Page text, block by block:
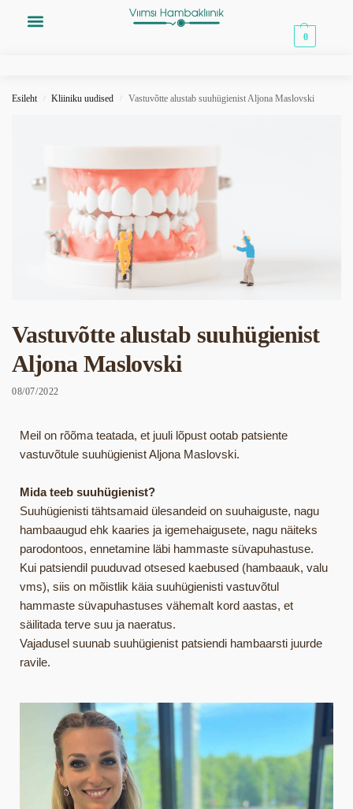
0
Esileht / Kliiniku uudised / Vastuvõtte alustab suuhügienist Aljona Maslovski
Vastuvõtte alustab suuhügienist
Aljona Maslovski
08/07/2022
Meil on rõõma teatada, et juuli lõpust ootab patsiente
vastuvõtule suuhügienist Aljona Maslovski.
Mida teeb suuhügienist?
Suuhügienisti tähtsamaid ülesandeid on suuhaiguste, nagu
hambaaugud ehk kaaries ja igemehaigusete, nagu näiteks
parodontoos, ennetamine läbi hammaste süvapuhastuse.
Kui patsiendil puuduvad otsesed kaebused (hambaauk, valu
vms), siis on mõistlik käia suuhügienisti vastuvõtul
hammaste süvapuhastuses vähemalt kord aastas, et
säilitada terve suu ja naeratus.
Vajadusel suunab suuhügienist patsiendi hambaarsti juurde
ravile.